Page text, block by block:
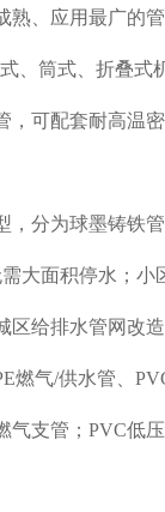
应用最广的管
、筒式、折叠
可配套耐高温
为球墨铸铁管
大面积停水；
区给排水管网改
气/供水管、
支管；PVC低